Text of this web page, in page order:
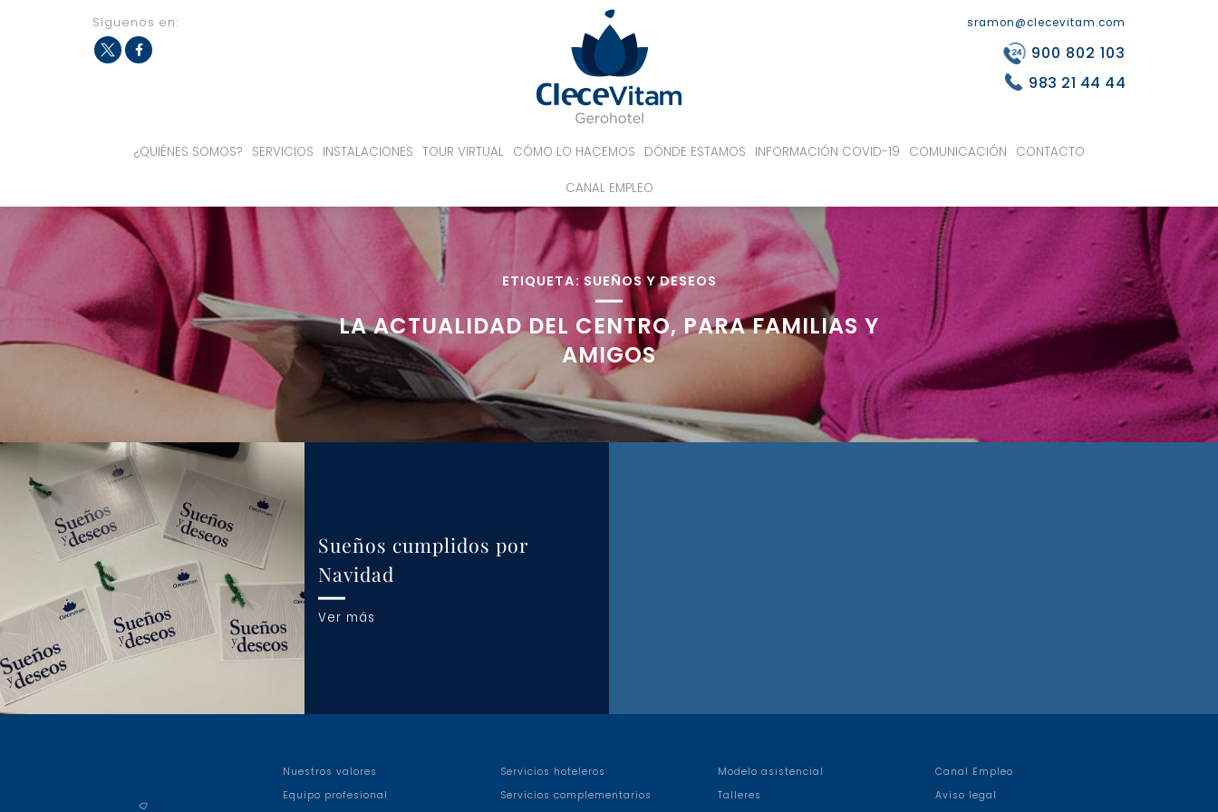
Síguenos en: sramon@clecevitam.com
900 802 103
983 21 44 44
¿QUIÉNES SOMOS? SERVICIOS INSTALACIONES TOUR VIRTUAL CÓMO LO HACEMOS DÓNDE ESTAMOS INFORMACIÓN COVID-19 COMUNICACIÓN CONTACTO
CANAL EMPLEO
ETIQUETA: SUEÑOS Y DESEOS
LA ACTUALIDAD DEL CENTRO, PARA FAMILIAS Y
AMIGOS
Sueños cumplidos por
Navidad
Ver más
Nuestros valores
Equipo profesional
Servicios hoteleros
Servicios complementarios
Modelo asistencial
Talleres
Canal Empleo
Aviso legal